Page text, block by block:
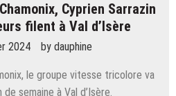
retenue
Cyprien Sarrazin
filent à Val d’Isère
2024 by dauphine
le groupe vitesse tricolore va
de semaine à Val d’Isère.